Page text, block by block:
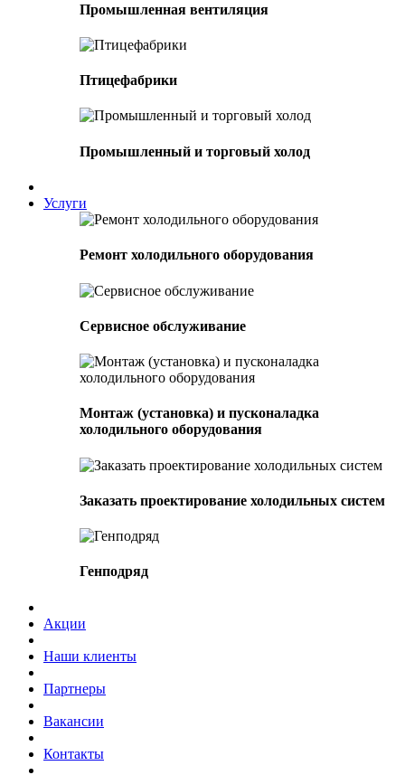
Промышленная вентиляция
Птицефабрики
Промышленный и торговый холод
Услуги
Ремонт холодильного оборудования
Сервисное обслуживание
Монтаж (установка) и пусконаладка
холодильного оборудования
Заказать проектирование холодильных систем
Генподряд
Акции
Наши клиенты
Партнеры
Вакансии
Контакты